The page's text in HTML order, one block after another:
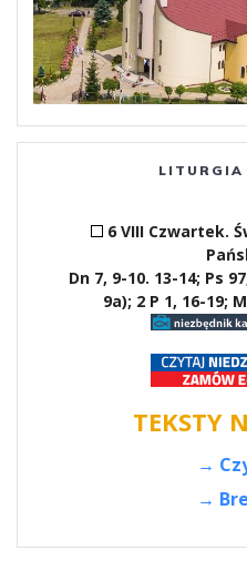
LITURGIA
6 VIII Czwartek.
Dn 7, 9-10. 13-14; Ps
9a); 2 P 1, 16-19;
TEKSTY
→
→